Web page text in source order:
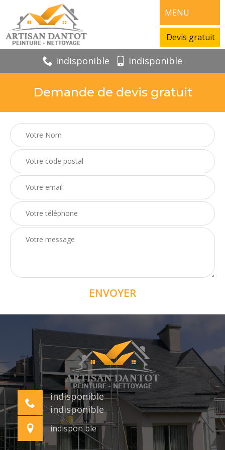
MENU
Devis gratuit
indisponible indisponible
Demande de devis gratuit
indisponible
indisponible
indisponible